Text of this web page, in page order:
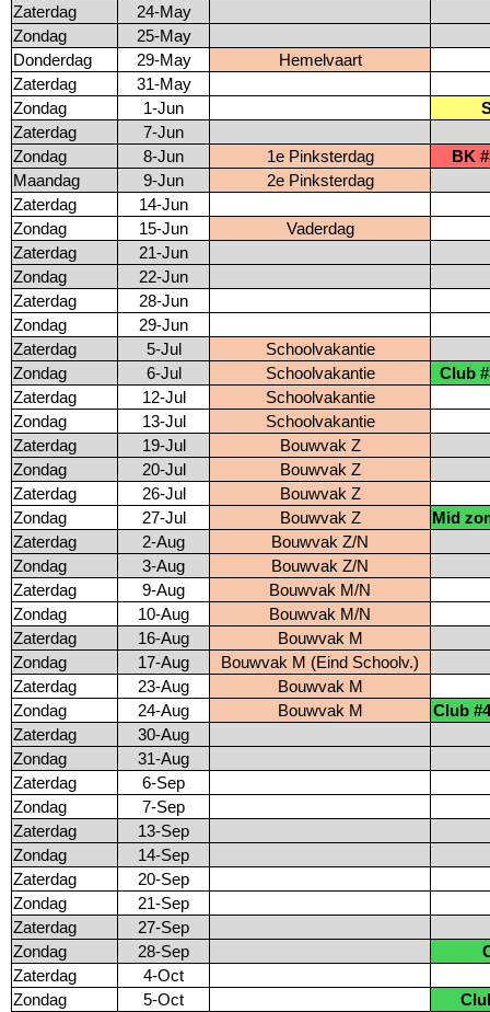
Zaterdag
24-May
Zondag
25-May
Donderdag
29-May
Hemelvaart
Zaterdag
31-May
Zondag
1-Jun
Zaterdag
7-Jun
Zondag
8-Jun 1e Pinksterdag
BK
Maandag
9-Jun
2e Pinksterdag
Zaterdag
14-Jun
Zondag
15-Jun
Vaderdag
Zaterdag
21-Jun
Zondag
22-Jun
Zaterdag
28-Jun
Zondag
29-Jun
Zaterdag
5-Jul
Schoolvakantie
Zondag
6-Jul Schoolvakantie
Club
Zaterdag
12-Jul
Schoolvakantie
Zondag
13-Jul
Schoolvakantie
Zaterdag
19-Jul
Bouwvak Z
Zondag
20-Jul
Bouwvak Z
Zaterdag
26-Jul
Bouwvak Z
Zondag
27-Jul Bouwvak Z
Mid
Zaterdag
2-Aug
Bouwvak Z/N
Zondag
3-Aug
Bouwvak Z/N
Zaterdag
9-Aug
Bouwvak M/N
Zondag
10-Aug
Bouwvak M/N
Zaterdag
16-Aug
Bouwvak M
Zondag
17-Aug
Bouwvak M (Eind Schoolv.)
Zaterdag
23-Aug
Bouwvak M
Zondag
24-Aug Bouwvak M
Club
Zaterdag
30-Aug
Zondag
31-Aug
Zaterdag
6-Sep
Zondag
7-Sep
Zaterdag
13-Sep
Zondag
14-Sep
Zaterdag
20-Sep
Zondag
21-Sep
Zaterdag
27-Sep
Zondag
28-Sep
Zaterdag
4-Oct
Zondag
5-Oct